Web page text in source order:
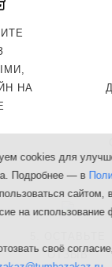
НА
ОТЗЫВ
cookies для
Подробнее — в
сайтом,
на использование
своё